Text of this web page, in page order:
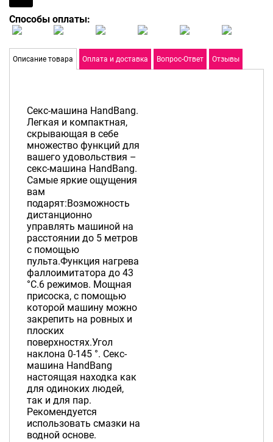
Способы оплаты:
Описание товара Оплата и доставка Вопрос-Ответ Отзывы
Секс-машина HandBang.
Легкая и компактная,
скрывающая в себе
множество функций для
вашего удовольствия –
секс-машина HandBang.
Самые яркие ощущения
вам
подарят:Возможность
дистанционно
управлять машиной на
расстоянии до 5 метров
с помощью
пульта.Функция нагрева
фаллоимитатора до 43
°С.6 режимов. Мощная
присоска, с помощью
которой машину можно
закрепить на ровных и
плоских
поверхностях.Угол
наклона 0-145 °. Секс-
машина HandBang
настоящая находка как
для одиноких людей,
так и для пар.
Рекомендуется
использовать смазки на
водной основе.